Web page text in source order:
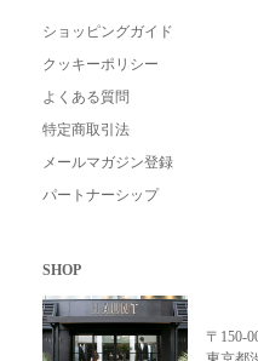
ショッピングガイド
クッキーポリシー
よくある質問
特定商取引法
メールマガジン登録
パートナーシップ
SHOP
〒150-